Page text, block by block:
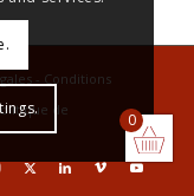
- Conditions
de
0